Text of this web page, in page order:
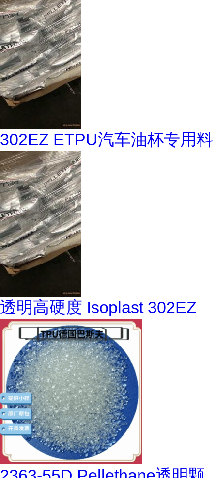
302EZ ETPU汽车油杯专用料
透明高硬度 Isoplast 302EZ